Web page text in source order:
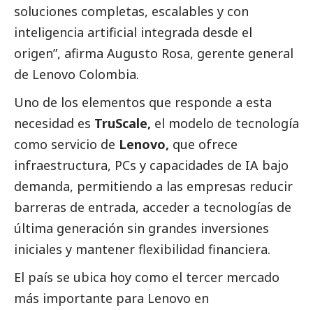
soluciones completas, escalables y con
inteligencia artificial integrada desde el
origen”, afirma Augusto Rosa, gerente general
de Lenovo Colombia.
Uno de los elementos que responde a esta
necesidad es TruScale, el modelo de tecnología
como servicio de Lenovo, que ofrece
infraestructura, PCs y capacidades de IA bajo
demanda, permitiendo a las empresas reducir
barreras de entrada, acceder a tecnologías de
última generación sin grandes inversiones
iniciales y mantener flexibilidad financiera.
El país se ubica hoy como el tercer mercado
más importante para Lenovo en